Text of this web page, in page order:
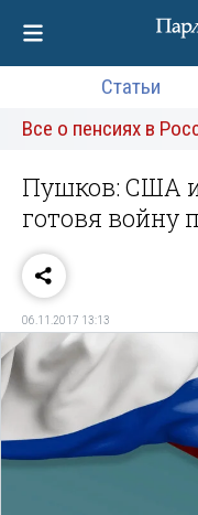
Статьи
Все о пенсиях в
Пушков: США
готовя войну
06.11.2017 13:13